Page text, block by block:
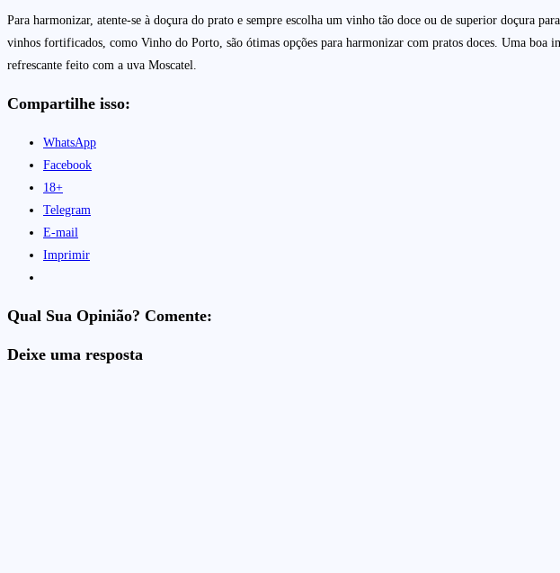
Para harmonizar, atente-se à doçura do prato e sempre escolha um vinho tão doce ou de superior doçura
vinhos fortificados, como Vinho do Porto, são ótimas opções para harmonizar com pratos doces. Uma
refrescante feito com a uva Moscatel.
Compartilhe isso:
WhatsApp
Facebook
18+
Telegram
E-mail
Imprimir
Qual Sua Opinião? Comente:
Deixe uma resposta